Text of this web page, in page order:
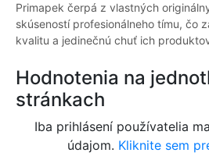
Primapek čerpá z vlastných
skúseností profesionálneho tímu, čo
kvalitu a jedinečnú chuť ich
Hodnotenia na
stránkach
Iba prihlásení používatelia
údajom. Kliknite sem